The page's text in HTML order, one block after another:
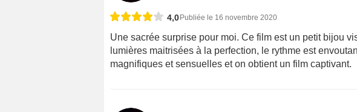
4,0 Publiée le 16 novembre 2020
Une sacrée surprise pour moi. Ce film est un petit bijou
lumières maitrisées à la perfection, le rythme est
magnifiques et sensuelles et on obtient un film captivant.